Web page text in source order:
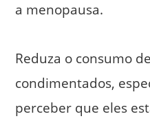
a menopausa.
Reduza o consumo
condimentados,
perceber que eles